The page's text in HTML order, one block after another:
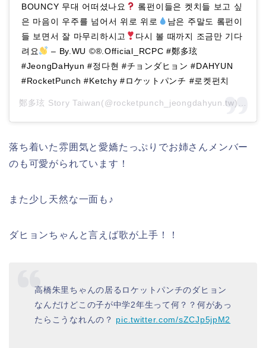
BOUNCY 무대 어떠셨나요
롴펀이들은 켓치들 보고 싶
은 마음이 우주를 넘어서 위로 위로
남은 주말도 롴펀이
들 보면서 잘 마무리하시고
다시 볼 때까지 조금만 기다
려요
– By.WU ©®.Official_RCPC #鄭多玹
#JeongDaHyun‬ #정다현‬ #チョンダヒョン #DAHYUN
#RocketPunch #Ketchy #ロケットパンチ #로켓펀치
落ち着いた雰囲気と愛嬌たっぷりでお姉さんメンバー
のも可愛がられています！
また少し天然な一面も♪
ダヒョンちゃんと言えば歌が上手！！
高橋朱里ちゃんの居るロケットパンチのダヒョン
なんだけどこの子が中学2年生って何？？何があっ
たらこうなれんの？ pic.twitter.com/sZCJp5jpM2